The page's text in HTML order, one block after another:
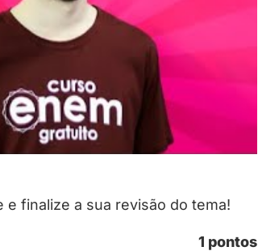
finalize a sua revisão do tema!
1 pontos